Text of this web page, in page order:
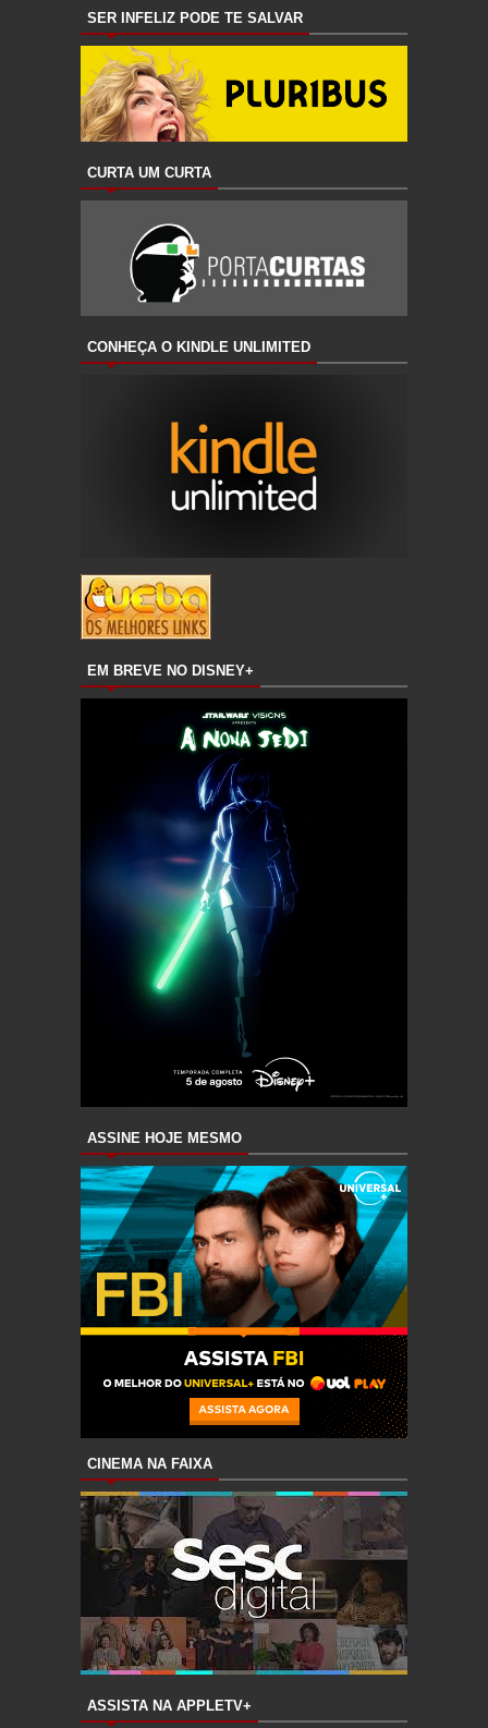
SER INFELIZ PODE TE SALVAR
CURTA UM CURTA
CONHEÇA O KINDLE UNLIMITED
EM BREVE NO DISNEY+
ASSINE HOJE MESMO
CINEMA NA FAIXA
ASSISTA NA APPLETV+